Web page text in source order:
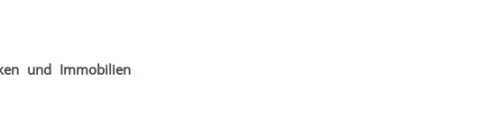
und Immobilien